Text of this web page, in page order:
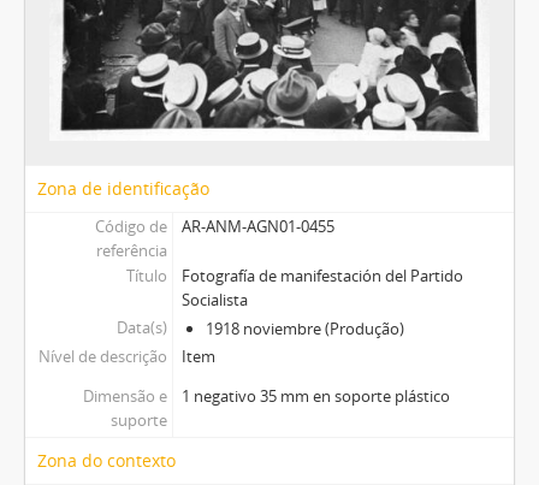
Zona de identificação
Código de
referência
AR-ANM-AGN01-0455
Título
Fotografía de manifestación del Partido
Socialista
Data(s)
1918 noviembre (Produção)
Nível de descrição
Item
Dimensão e
suporte
1 negativo 35 mm en soporte plástico
Zona do contexto